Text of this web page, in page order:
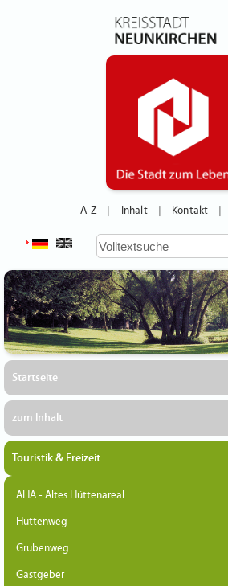
A-Z Inhalt Kontakt
Startseite
zum Inhalt
Touristik & Freizeit
AHA - Altes Hüttenareal
Hüttenweg
Grubenweg
Gastgeber